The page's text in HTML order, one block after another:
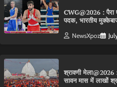
CWG@2026 : पैरा
पदक, भारतीय
NewsXpoz
श्रावणी मेला@2026
सावन मास में लाखों